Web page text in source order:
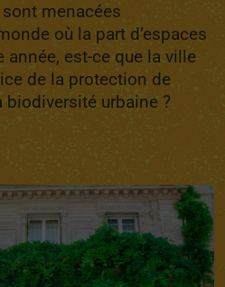
menacées
où la part d’espaces
année, est-ce que la ville
de la protection de
urbaine ?